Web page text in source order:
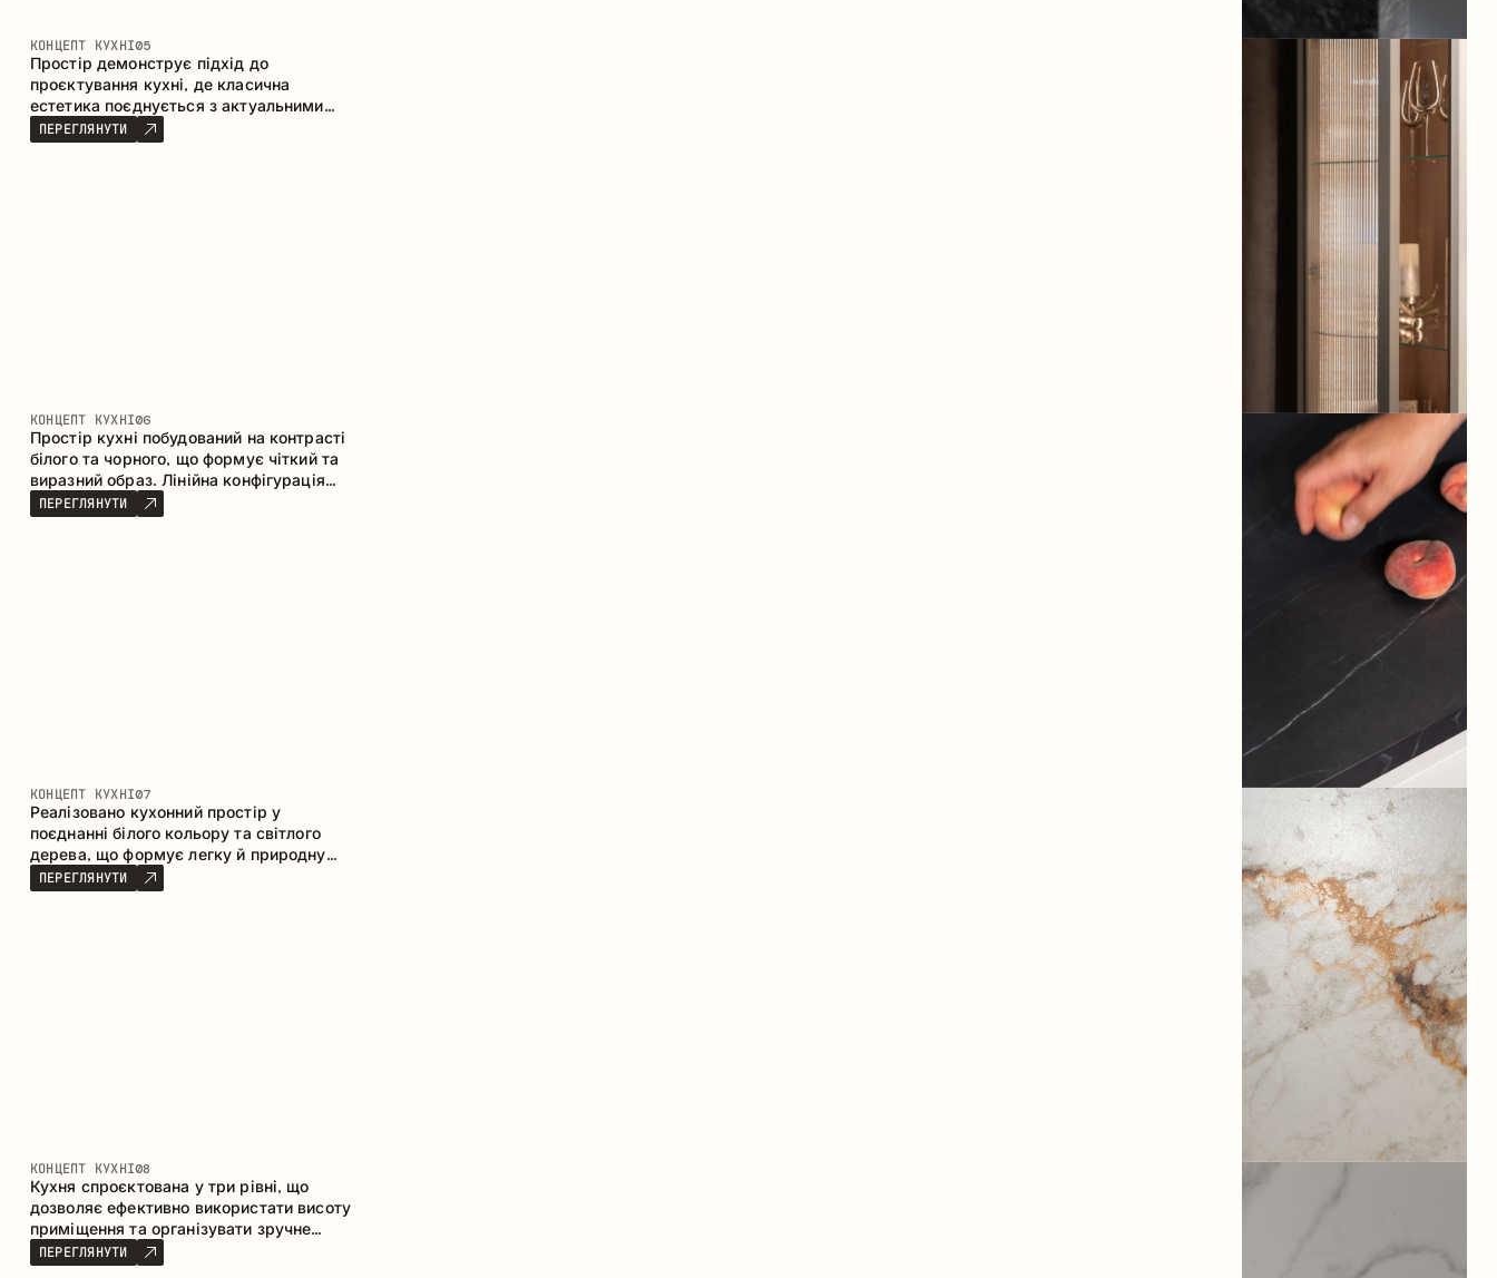
КОНЦЕПТ КУХНІ05
Простір демонструє підхід до
проєктування кухні, де класична
естетика поєднується з актуальними
матеріалами та продуманою
ергономікою. Світла палітра, чітка
ПЕРЕГЛЯНУТИ
КОНЦЕПТ КУХНІ06
Простір кухні побудований на контрасті
білого та чорного, що формує чіткий та
виразний образ. Лінійна конфігурація
підкреслює лаконічність та
впорядкованість інтер’єру.
ПЕРЕГЛЯНУТИ
КОНЦЕПТ КУХНІ07
Реалізовано кухонний простір у
поєднанні білого кольору та світлого
дерева, що формує легку й природну
атмосферу. П-подібна конфігурація
забезпечує ергономіку та зручність у
ПЕРЕГЛЯНУТИ
КОНЦЕПТ КУХНІ08
Кухня спроєктована у три рівні, що
дозволяє ефективно використати висоту
приміщення та організувати зручне
зберігання. Лінійна конфігурація
підкреслює лаконічність і цілісність
ПЕРЕГЛЯНУТИ